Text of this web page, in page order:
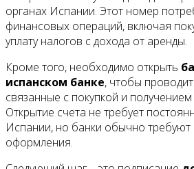
органах Испании. Этот номер
финансовых операций, включая
уплату налогов с дохода от аренды.
Кроме того, необходимо открыть
испанском банке, чтобы
связанные с покупкой и
Открытие счета не требует
Испании, но банки обычно требуют
оформления.